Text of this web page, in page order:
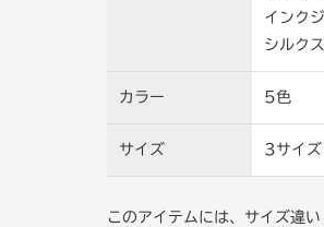
インク
シルク
カラー 5色
サイズ 3サイズ
このアイテムには、サイズ違